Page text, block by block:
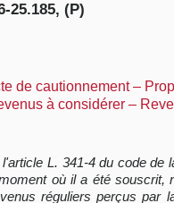
25.185, (P)
de cautionnement –
à considérer –
L. 341-4 du code
où il a été
réguliers perçus par